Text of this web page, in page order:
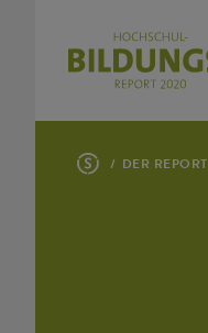
DER REPORT